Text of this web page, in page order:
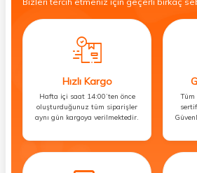
Hızlı Kargo
Hafta içi saat 14:00’ten önce
oluşturduğunuz tüm siparişler
aynı gün kargoya verilmektedir.